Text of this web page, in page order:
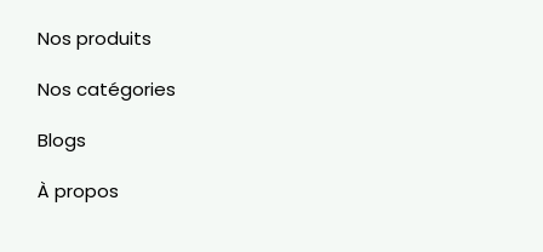
Nos produits
Nos catégories
Blogs
À propos